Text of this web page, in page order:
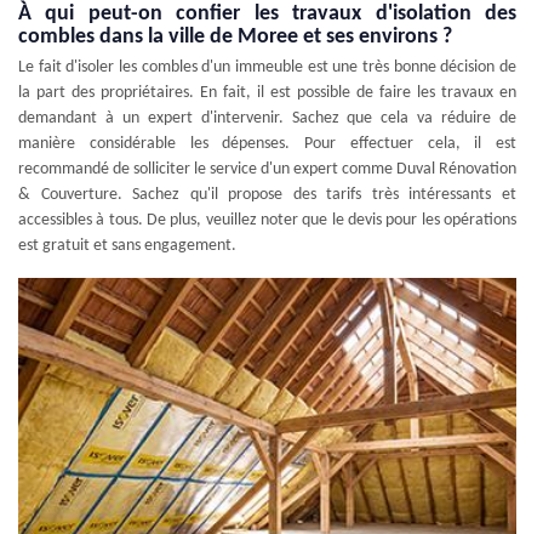
À qui peut-on confier les travaux d'isolation des
combles dans la ville de Moree et ses environs ?
Le fait d'isoler les combles d'un immeuble est une très bonne décision de
la part des propriétaires. En fait, il est possible de faire les travaux en
demandant à un expert d'intervenir. Sachez que cela va réduire de
manière considérable les dépenses. Pour effectuer cela, il est
recommandé de solliciter le service d'un expert comme Duval Rénovation
& Couverture. Sachez qu'il propose des tarifs très intéressants et
accessibles à tous. De plus, veuillez noter que le devis pour les opérations
est gratuit et sans engagement.